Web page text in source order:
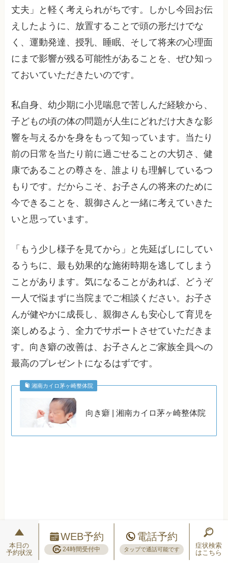
丈夫」と軽く考えられがちです。しかし今回お伝
えしたように、放置することで頭の形だけでな
く、運動発達、授乳、睡眠、そして将来の心理面
にまで影響が残る可能性があることを、ぜひ知っ
ておいていただきたいのです。
私自身、幼少期に小児喘息で苦しんだ経験から、
子どもの頃の体の問題が人生にどれだけ大きな影
響を与えるかを身をもって知っています。当たり
前の日常を当たり前に過ごせることの大切さ、健
康であることの尊さを、誰よりも理解しているつ
もりです。だからこそ、お子さんの将来のために
今できることを、親御さんと一緒に考えていきた
いと思っています。
「もう少し様子を見てから」と先延ばしにしてい
るうちに、最も効果的な施術時期を逃してしまう
ことがあります。気になることがあれば、どうぞ
一人で悩まずに当院までご相談ください。お子さ
んが健やかに成長し、親御さんも安心して育児を
楽しめるよう、全力でサポートさせていただきま
す。向き癖の改善は、お子さんとご家族全員への
最高のプレゼントになるはずです。
湘南カイロ茅ヶ崎整体院
向き癖 | 湘南カイロ茅ヶ崎整体院
本日の
予約状況
WEB予約
24時間受付中
電話予約
タップで通話可能です
症状検索
はこちら